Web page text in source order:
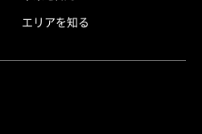
エリアを知る